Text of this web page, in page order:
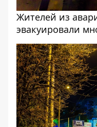
Жителей из
эвакуировали